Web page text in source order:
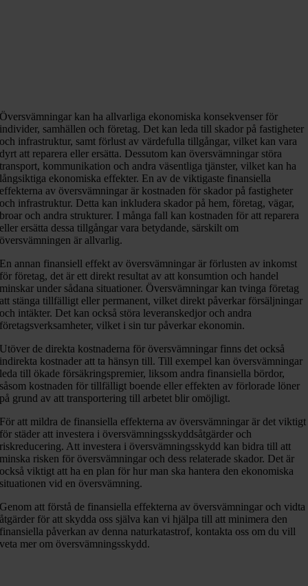
Översvämningar kan ha allvarliga ekonomiska konsekvenser för
individer, samhällen och företag. Det kan leda till skador på fastigheter
och infrastruktur, samt förlust av värdefulla tillgångar, vilket kan vara
dyrt att reparera eller ersätta. Dessutom kan översvämningar störa
transport, kommunikation och andra väsentliga tjänster, vilket kan ha
långsiktiga ekonomiska effekter. En av de viktigaste finansiella
effekterna av översvämningar är kostnaden för skador på fastigheter
och infrastruktur. Detta kan inkludera skador på hem, företag, vägar,
broar och andra strukturer. I många fall kan kostnaden för att reparera
eller ersätta dessa tillgångar vara betydande, särskilt om
översvämningen är allvarlig.
En annan finansiell effekt av översvämningar är förlusten av inkomst
för företag, det är ett direkt resultat av att konsumtion och handel
minskar under sådana situationer. Översvämningar kan tvinga företag
att stänga tillfälligt eller permanent, vilket direkt påverkar försäljningar
och intäkter. Det kan också störa leveranskedjor och andra
företagsverksamheter, vilket i sin tur påverkar ekonomin.
Utöver de direkta kostnaderna för översvämningar finns det också
indirekta kostnader att ta hänsyn till. Till exempel kan översvämningar
leda till ökade försäkringspremier, liksom andra finansiella bördor,
såsom kostnaden för tillfälligt boende eller effekten av förlorade löner
på grund av att transportering till arbetet blir omöjligt.
För att mildra de finansiella effekterna av översvämningar är det viktigt
för städer att investera i översvämningsskyddsåtgärder och
riskreducering. Att investera i översvämningsskydd kan bidra till att
minska risken för översvämningar och dess relaterade skador. Det är
också viktigt att ha en plan för hur man ska hantera den ekonomiska
situationen vid en översvämning.
Genom att förstå de finansiella effekterna av översvämningar och vidta
åtgärder för att skydda oss själva kan vi hjälpa till att minimera den
finansiella påverkan av denna naturkatastrof, kontakta oss om du vill
veta mer om översvämningsskydd.